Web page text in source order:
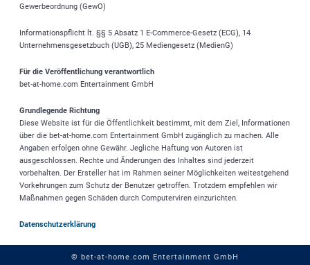
Gewerbeordnung (GewO)
Informationspflicht lt. §§ 5 Absatz 1 E-Commerce-Gesetz (ECG), 14
Unternehmensgesetzbuch (UGB), 25 Mediengesetz (MedienG)
Für die Veröffentlichung verantwortlich
bet-at-home.com Entertainment GmbH
Grundlegende Richtung
Diese Website ist für die Öffentlichkeit bestimmt, mit dem Ziel, Informationen
über diebet-at-home.com Entertainment GmbH zugänglich zu machen. Alle
Angaben erfolgen ohne Gewähr. Jegliche Haftung von Autoren ist
ausgeschlossen. Rechte und Änderungen des Inhaltes sind jederzeit
vorbehalten. Der Ersteller hat im Rahmen seiner Möglichkeiten weitestgehend
Vorkehrungen zum Schutz der Benutzer getroffen. Trotzdem empfehlen wir
Maßnahmen gegen Schäden durch Computerviren einzurichten.
Datenschutzerklärung
© bet-at-home.com Entertainment GmbH